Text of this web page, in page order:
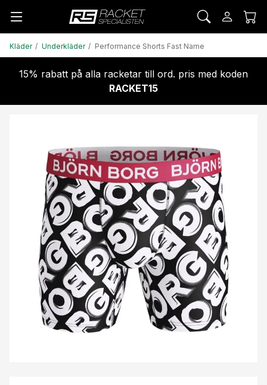
Kläder Underkläder Performance Shorts Fast Name
15% rabatt på alla racketar till ord. pris med koden
RACKET15